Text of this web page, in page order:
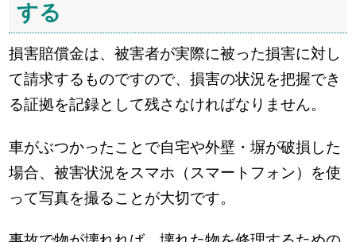
する
損害賠償金は、被害者が実際に被った損害に対し
て請求するものですので、損害の状況を把握でき
る証拠を記録として残さなければなりません。
車がぶつかったことで自宅や外壁・塀が破損した
場合、被害状況をスマホ（スマートフォン）を使
って写真を撮ることが大切です。